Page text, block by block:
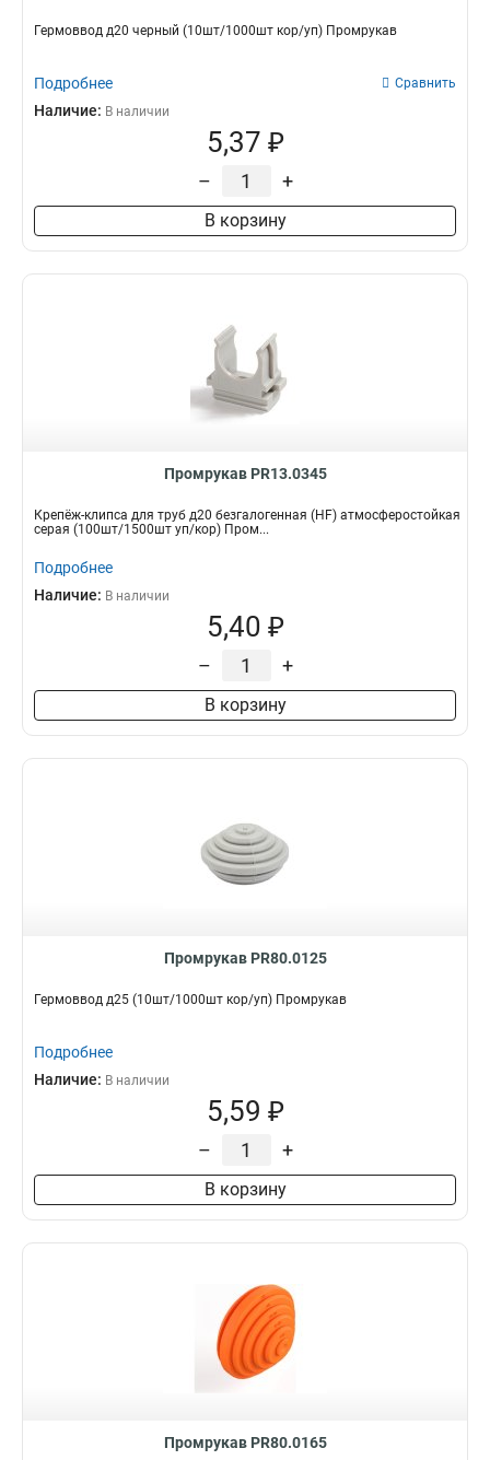
Гермоввод д20 черный (10шт/1000шт кор/уп) Промрукав
Подробнее Сравнить
Наличие: В наличии
5,37 ₽
– +
В корзину
Промрукав PR13.0345
Крепёж-клипса для труб д20 безгалогенная (HF) атмосферостойкая
серая (100шт/1500шт уп/кор) Пром...
Подробнее
Наличие: В наличии
5,40 ₽
– +
В корзину
Промрукав PR80.0125
Гермоввод д25 (10шт/1000шт кор/уп) Промрукав
Подробнее
Наличие: В наличии
5,59 ₽
– +
В корзину
Промрукав PR80.0165